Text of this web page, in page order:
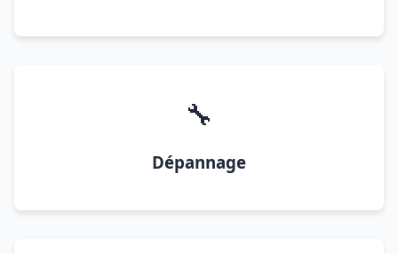
🔧
Dépannage